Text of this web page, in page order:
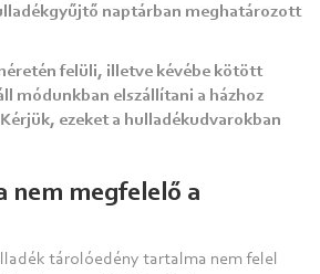
naptárban meghatározott
felüli, illetve kévébe kötött
módunkban elszállítani a házhoz
ezeket a hulladékudvarokban
nem megfelelő a
tárolóedény tartalma nem felel